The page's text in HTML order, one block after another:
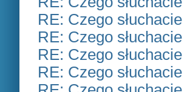
RE: Czego
RE: Czego
RE: Czego
RE: Czego